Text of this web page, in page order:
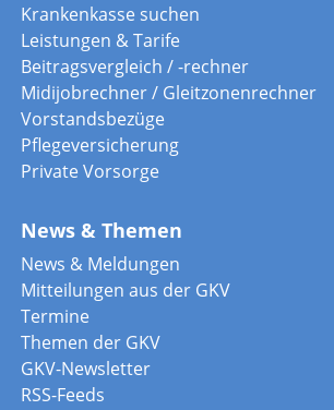
Krankenkasse suchen
Leistungen & Tarife
Beitragsvergleich / -rechner
Midijobrechner / Gleitzonenrechner
Vorstandsbezüge
Pflegeversicherung
Private Vorsorge
News & Themen
News & Meldungen
Mitteilungen aus der GKV
Termine
Themen der GKV
GKV-Newsletter
RSS-Feeds